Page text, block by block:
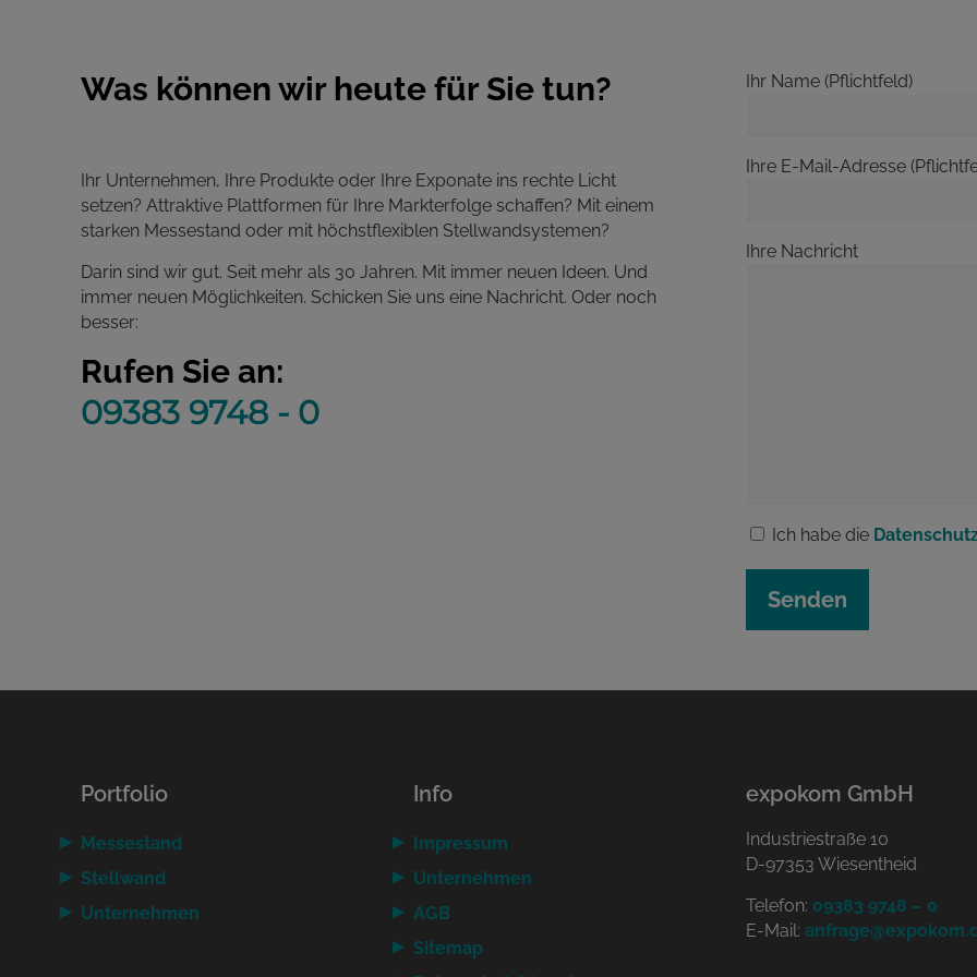
Was können wir heute für Sie tun?
Ihr Unternehmen, Ihre Produkte oder Ihre Exponate ins rechte Licht
setzen? Attraktive Plattformen für Ihre Markterfolge schaffen? Mit einem
starken Messestand oder mit höchstflexiblen Stellwandsystemen?
Darin sind wir gut. Seit mehr als 30 Jahren. Mit immer neuen Ideen. Und
immer neuen Möglichkeiten. Schicken Sie uns eine Nachricht. Oder noch
besser:
Rufen Sie an:
09383 9748 - 0
Ihr Name (Pflichtfeld)
Ihre E-Mail-Adresse
Ihre Nachricht
Ich habe die
Portfolio
Messestand
Stellwand
Unternehmen
Info
Impressum
Unternehmen
AGB
Sitemap
expokom GmbH
Industriestraße 10
D-97353 Wiesentheid
Telefon: 09383 9748 – 0
E-Mail: